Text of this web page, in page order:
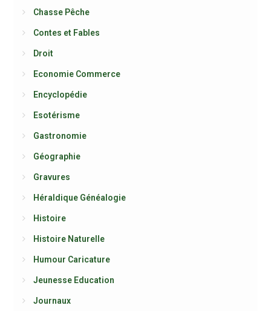
Chasse Pêche
Contes et Fables
Droit
Economie Commerce
Encyclopédie
Esotérisme
Gastronomie
Géographie
Gravures
Héraldique Généalogie
Histoire
Histoire Naturelle
Humour Caricature
Jeunesse Education
Journaux